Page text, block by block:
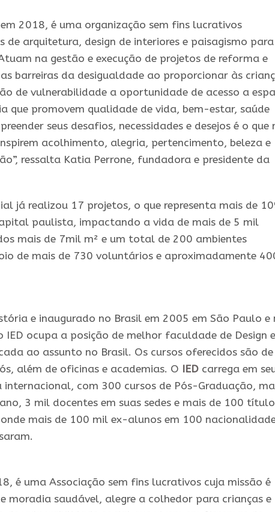
2018, é uma organização sem fins lucrativos
de arquitetura, design de interiores e paisagismo
na gestão e execução de projetos de reforma e
barreiras da desigualdade ao proporcionar às
de vulnerabilidade a oportunidade de acesso a
que promovem qualidade de vida, bem-estar, saúde
seus desafios, necessidades e desejos é o que
acolhimento, alegria, pertencimento, beleza e
ressalta Katia Perrone, fundadora e presidente da
já realizou 17 projetos, o que representa mais de
paulista, impactando a vida de mais de 5 mil
mais de 7mil m² e um total de 200 ambientes
de mais de 730 voluntários e aproximadamente
e inaugurado no Brasil em 2005 em São Paulo e
IED ocupa a posição de melhor faculdade de Design
ao assunto no Brasil. Os cursos oferecidos são de
além de oficinas e academias. O IED carrega em
internacional, com 300 cursos de Pós-Graduação,
3 mil docentes em suas sedes e mais de 100
mais de 100 mil ex-alunos em 100
é uma Associação sem fins lucrativos cuja missão é
moradia saudável, alegre a colhedor para crianças e